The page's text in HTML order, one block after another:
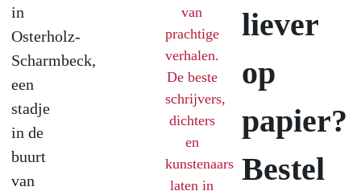
in
Osterholz-
Scharmbeck,
een
stadje
in de
buurt
van
van
prachtige
verhalen.
De beste
schrijvers,
dichters
en
kunstenaars
laten in
liever
op
papier?
Bestel